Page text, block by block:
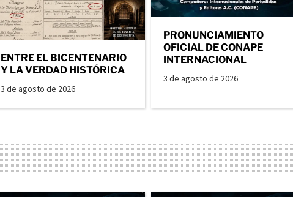
ENTRE EL BICENTENARIO
Y LA VERDAD HISTÓRICA
3 de agosto de 2026
PRONUNCIAMIENTO
OFICIAL DE CONAPE
INTERNACIONAL
3 de agosto de 2026